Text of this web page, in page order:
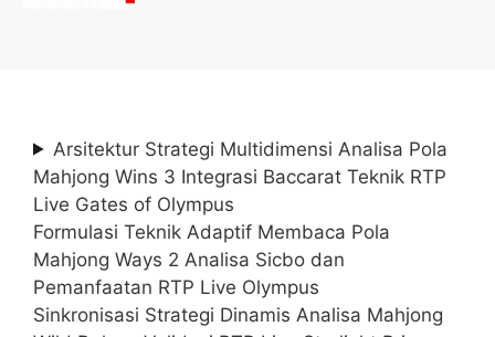
Arsitektur Strategi Multidimensi Analisa Pola
Mahjong Wins 3 Integrasi Baccarat Teknik RTP
Live Gates of Olympus
Formulasi Teknik Adaptif Membaca Pola
Mahjong Ways 2 Analisa Sicbo dan
Pemanfaatan RTP Live Olympus
Sinkronisasi Strategi Dinamis Analisa Mahjong